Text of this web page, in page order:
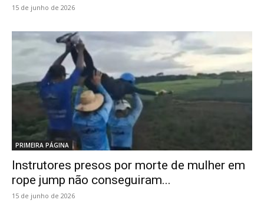
15 de junho de 2026
PRIMEIRA PÁGINA
Instrutores presos por morte de mulher em
rope jump não conseguiram...
15 de junho de 2026